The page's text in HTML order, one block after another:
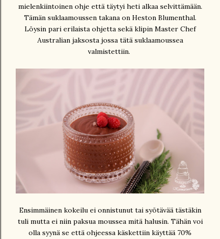
mielenkiintoinen ohje että täytyi heti alkaa selvittämään.
Tämän suklaamoussen takana on Heston Blumenthal.
Löysin pari erilaista ohjetta sekä klipin Master Chef
Australian jaksosta jossa tätä suklaamoussea
valmistettiin.
Ensimmäinen kokeilu ei onnistunut tai syötävää tästäkin
tuli mutta ei niin paksua moussea mitä halusin. Tähän voi
olla syynä se että ohjeessa käskettiin käyttää 70%